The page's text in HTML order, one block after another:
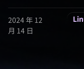
2024 年 12
月 14 日